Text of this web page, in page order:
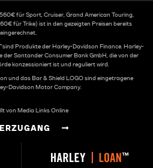
für Sport, Cruiser, Grand American Touring,
für Trike) ist in den gezeigten Preisen bereits
eingerechnet.
Produkte der Harley-Davidson Finance. Harley-
der Santander Consumer Bank GmbH, die von der
konzessioniert ist und reguliert wird.
und das Bar & Shield LOGO sind eingetragene
Davidson Motor Company.
von Media Links Online